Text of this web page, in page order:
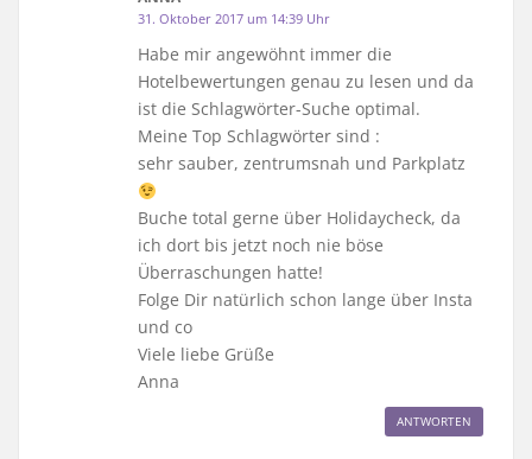
31. Oktober 2017 um 14:39 Uhr
Habe mir angewöhnt immer die
Hotelbewertungen genau zu lesen und da
ist die Schlagwörter-Suche optimal.
Meine Top Schlagwörter sind :
sehr sauber, zentrumsnah und Parkplatz
Buche total gerne über Holidaycheck, da
ich dort bis jetzt noch nie böse
Überraschungen hatte!
Folge Dir natürlich schon lange über Insta
und co
Viele liebe Grüße
Anna
ANTWORTEN